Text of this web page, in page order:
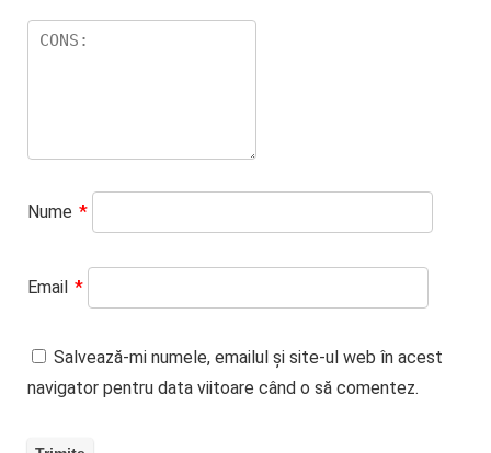
Nume *
Email *
Salvează-mi numele, emailul și site-ul web în acest
navigator pentru data viitoare când o să comentez.